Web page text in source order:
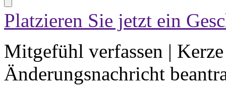
Platzieren Sie jetzt ein
Mitgefühl verfassen |
Änderungsnachricht